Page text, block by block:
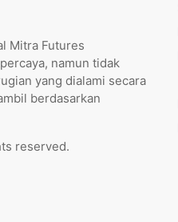
Mitra Futures
namun tidak
yang dialami secara
berdasarkan
reserved.